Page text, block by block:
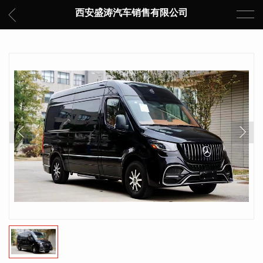
西安盛涛汽车销售有限公司